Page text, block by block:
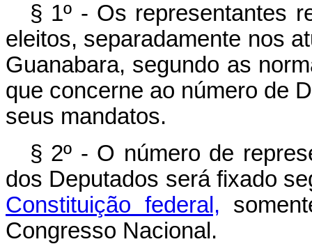
§ 1º - Os representantes
eleitos, separadamente nos
Guanabara, segundo as
que concerne ao número de
seus mandatos.
§ 2º - O número de
dos Deputados será fixado
Constituição federal,
Congresso Nacional.